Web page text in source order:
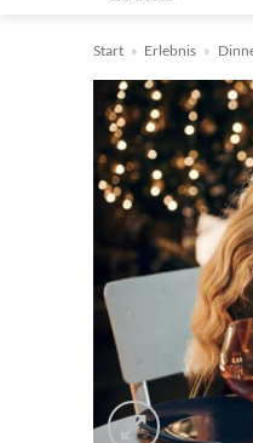
Start » Erlebnis »